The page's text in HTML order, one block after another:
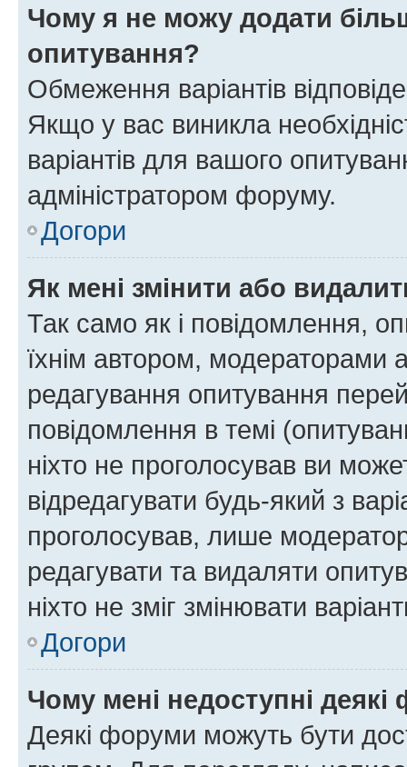
Чому я не можу додати
опитування?
Обмеження варіантів
Якщо у вас виникла
варіантів для вашого
адміністратором форуму.
Догори
Як мені змінити або
Так само як і повідомлення,
їхнім автором, модераторами
редагування опитування
повідомлення в темі
ніхто не проголосував ви
відредагувати будь-який з
проголосував, лише
редагувати та видаляти
ніхто не зміг змінювати
Догори
Чому мені недоступні
Деякі форуми можуть бути